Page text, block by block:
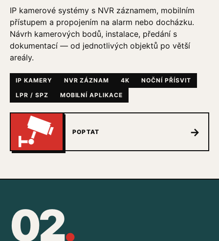
IP kamerové systémy s NVR záznamem, mobilním
přístupem a propojením na alarm nebo docházku.
Návrh kamerových bodů, instalace, předání s
dokumentací — od jednotlivých objektů po větší
areály.
IP KAMERY NVR ZÁZNAM 4K
NOČNÍ PŘÍSVIT
LPR / SPZ
MOBILNÍ APLIKACE
POPTAT →
02.